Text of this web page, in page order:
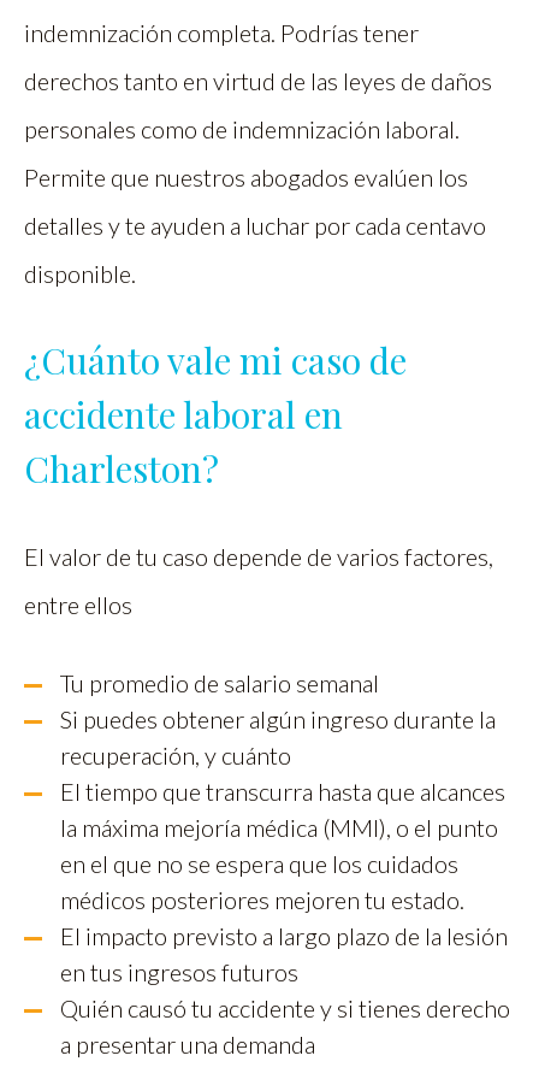
indemnización completa. Podrías tener
derechos tanto en virtud de las leyes de daños
personales como de indemnización laboral.
Permite que nuestros abogados evalúen los
detalles y te ayuden a luchar por cada centavo
disponible.
¿Cuánto vale mi caso de
accidente laboral en
Charleston?
El valor de tu caso depende de varios factores,
entre ellos
Tu promedio de salario semanal
Si puedes obtener algún ingreso durante la
recuperación, y cuánto
El tiempo que transcurra hasta que alcances
la máxima mejoría médica (MMI), o el punto
en el que no se espera que los cuidados
médicos posteriores mejoren tu estado.
El impacto previsto a largo plazo de la lesión
en tus ingresos futuros
Quién causó tu accidente y si tienes derecho
a presentar una demanda